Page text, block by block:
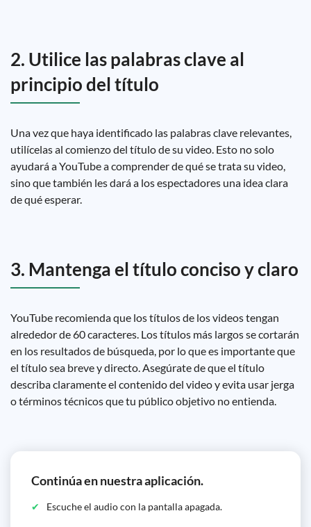
2. Utilice las palabras clave al
principio del título
Una vez que haya identificado las palabras clave relevantes,
utilícelas al comienzo del título de su video. Esto no solo
ayudará a YouTube a comprender de qué se trata su video,
sino que también les dará a los espectadores una idea clara
de qué esperar.
3. Mantenga el título conciso y claro
YouTube recomienda que los títulos de los videos tengan
alrededor de 60 caracteres. Los títulos más largos se cortarán
en los resultados de búsqueda, por lo que es importante que
el título sea breve y directo. Asegúrate de que el título
describa claramente el contenido del video y evita usar jerga
o términos técnicos que tu público objetivo no entienda.
Continúa en nuestra aplicación.
Escuche el audio con la pantalla apagada.